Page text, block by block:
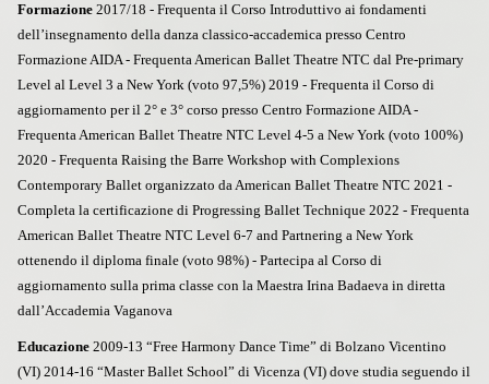
Formazione 2017/18 - Frequenta il Corso Introduttivo ai fondamenti
dell’insegnamento della danza classico-accademica presso Centro
Formazione AIDA - Frequenta American Ballet Theatre NTC dal Pre-primary
Level al Level 3 a New York (voto 97,5%) 2019 - Frequenta il Corso di
aggiornamento per il 2° e 3° corso presso Centro Formazione AIDA -
Frequenta American Ballet Theatre NTC Level 4-5 a New York (voto 100%)
2020 - Frequenta Raising the Barre Workshop with Complexions
Contemporary Ballet organizzato da American Ballet Theatre NTC 2021 -
Completa la certificazione di Progressing Ballet Technique 2022 - Frequenta
American Ballet Theatre NTC Level 6-7 and Partnering a New York
ottenendo il diploma finale (voto 98%) - Partecipa al Corso di
aggiornamento sulla prima classe con la Maestra Irina Badaeva in diretta
dall’Accademia Vaganova
Educazione 2009-13 “Free Harmony Dance Time” di Bolzano Vicentino
(VI) 2014-16 “Master Ballet School” di Vicenza (VI) dove studia seguendo il